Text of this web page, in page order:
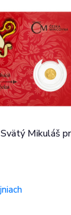
Mikuláš